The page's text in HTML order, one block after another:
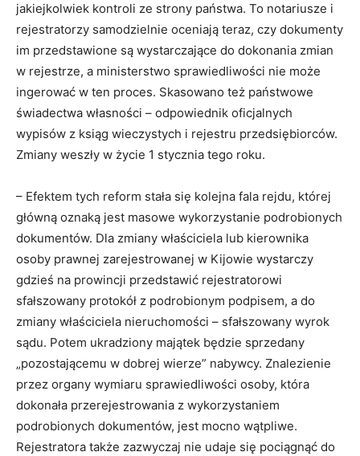
jakiejkolwiek kontroli ze strony państwa. To notariusze i
rejestratorzy samodzielnie oceniają teraz, czy dokumenty
im przedstawione są wystarczające do dokonania zmian
w rejestrze, a ministerstwo sprawiedliwości nie może
ingerować w ten proces. Skasowano też państwowe
świadectwa własności – odpowiednik oficjalnych
wypisów z ksiąg wieczystych i rejestru przedsiębiorców.
Zmiany weszły w życie 1 stycznia tego roku.
– Efektem tych reform stała się kolejna fala rejdu, której
główną oznaką jest masowe wykorzystanie podrobionych
dokumentów. Dla zmiany właściciela lub kierownika
osoby prawnej zarejestrowanej w Kijowie wystarczy
gdzieś na prowincji przedstawić rejestratorowi
sfałszowany protokół z podrobionym podpisem, a do
zmiany właściciela nieruchomości – sfałszowany wyrok
sądu. Potem ukradziony majątek będzie sprzedany
„pozostającemu w dobrej wierze” nabywcy. Znalezienie
przez organy wymiaru sprawiedliwości osoby, która
dokonała przerejestrowania z wykorzystaniem
podrobionych dokumentów, jest mocno wątpliwe.
Rejestratora także zazwyczaj nie udaje się pociągnąć do